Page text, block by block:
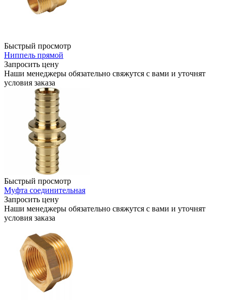
Быстрый просмотр
Ниппель прямой
Запросить цену
Наши менеджеры обязательно свяжутся с вами и уточнят
условия заказа
Быстрый просмотр
Муфта соединительная
Запросить цену
Наши менеджеры обязательно свяжутся с вами и уточнят
условия заказа